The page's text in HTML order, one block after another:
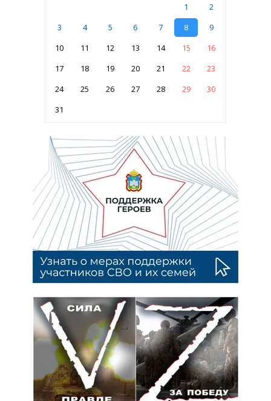
1
2
3
4 5 6 7 8
9
10
11 12 13 14 15
16
17
18 19 20 21 22
23
24
25 26 27 28 29
30
31